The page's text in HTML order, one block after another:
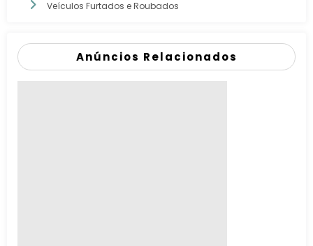
Veículos Furtados e Roubados
Anúncios Relacionados